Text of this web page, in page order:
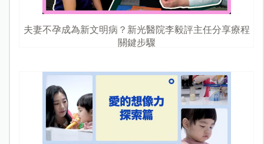
夫妻不孕成為新文明病？新光醫院李毅評主任分享療程
關鍵步驟